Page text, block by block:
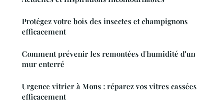
Protégez votre bois des insectes et champignons
efficacement
Comment prévenir les remontées d'humidité d'un
mur enterré
Urgence vitrier à Mons : réparez vos vitres cassées
efficacement